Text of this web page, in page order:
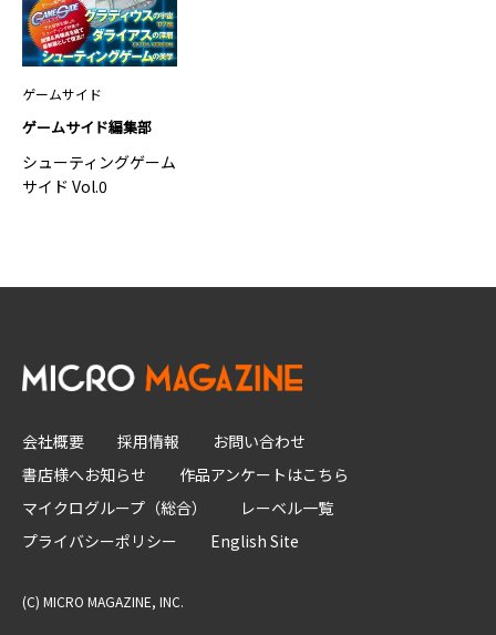
ゲームサイド
ゲームサイド編集部
シューティングゲーム
サイド Vol.0
会社概要 採用情報
お問い合わせ
書店様へお知らせ
作品アンケートはこちら
マイクログループ（総合）
レーベル一覧
プライバシーポリシー
English Site
(C) MICRO MAGAZINE, INC.